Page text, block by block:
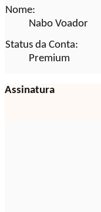
Nome:
Nabo Voador
Status da Conta:
Premium
Assinatura